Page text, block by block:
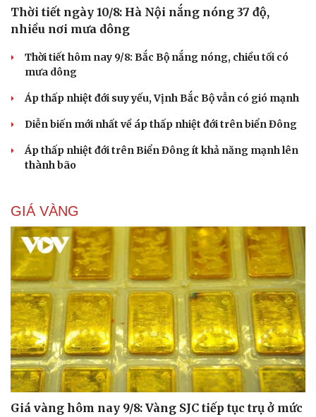
Thời tiết ngày 10/8: Hà Nội nắng nóng 37 độ,
nhiều nơi mưa dông
Thời tiết hôm nay 9/8: Bắc Bộ nắng nóng, chiều tối có
mưa dông
Áp thấp nhiệt đới suy yếu, Vịnh Bắc Bộ vẫn có gió mạnh
Diễn biến mới nhất về áp thấp nhiệt đới trên biển Đông
Áp thấp nhiệt đới trên Biển Đông ít khả năng mạnh lên
thành bão
GIÁ VÀNG
Giá vàng hôm nay 9/8: Vàng SJC tiếp tục trụ ở mức